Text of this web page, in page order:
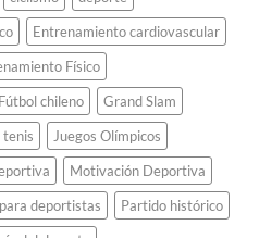
Entrenamiento cardiovascular
Físico
Fútbol chileno
Grand Slam
Juegos Olímpicos
Motivación Deportiva
deportistas
Partido histórico